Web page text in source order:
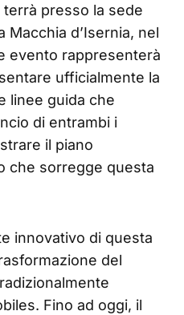
presso la sede
Macchia d’Isernia, nel
evento rappresenterà
ufficialmente la
linee guida che
di entrambi i
il piano
che sorregge questa
innovativo di questa
del
Fino ad oggi, il